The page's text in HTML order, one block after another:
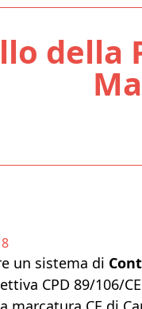
della
un sistema di
CPD 89/106/